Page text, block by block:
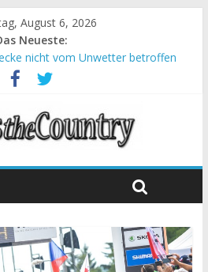
August 6, 2026
Neueste:
nicht vom Unwetter betroffen
Mountainbike-Bundesliga
Siege für Carod und Richards
Race: Weltmeister Seewald führt
beim ersten XCO-Rennen der